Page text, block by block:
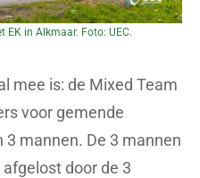
EK in Alkmaar. Foto: UEC.
mee is: de Mixed Team
voor gemende
3 mannen. De 3 mannen
door de 3